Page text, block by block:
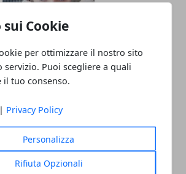
sui Cookie
per ottimizzare il nostro sito
servizio. Puoi scegliere a quali
il tuo consenso.
| Privacy Policy
Personalizza
Rifiuta Opzionali
gli errori da non fare